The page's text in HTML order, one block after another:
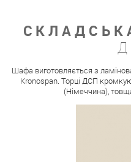
Шафа виготовляється з
Kronospan. Торці ДСП
(Німеччина),